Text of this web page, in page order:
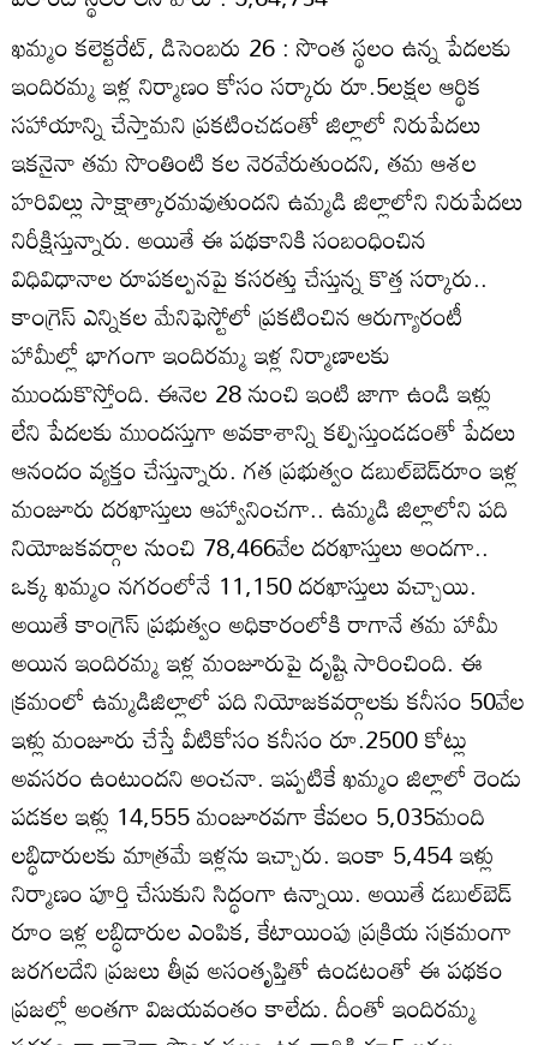
ఖమ్మం కలెక్టరేట్‌, డిసెంబరు 26 : సొంత స్థలం ఉన్న పేదలకు
ఇందిరమ్మ ఇళ్ల నిర్మాణం కోసం సర్కారు రూ.5లక్షల ఆర్థిక
సహాయాన్ని చేస్తామని ప్రకటించడంతో జిల్లాలో నిరుపేదలు
ఇకనైనా తమ సొంతింటి కల నెరవేరుతుందని, తమ ఆశల
హరివిల్లు సాక్షాత్కారమవుతుందని ఉమ్మడి జిల్లాలోని నిరుపేదలు
నిరీక్షిస్తున్నారు. అయితే ఈ పథకానికి సంబంధించిన
విధివిధానాల రూపకల్పనపై కసరత్తు చేస్తున్న కొత్త సర్కారు..
కాంగ్రెస్‌ ఎన్నికల మేనిఫెస్టోలో ప్రకటించిన ఆరుగ్యారంటీ
హామీల్లో భాగంగా ఇందిరమ్మ ఇళ్ల నిర్మాణాలకు
ముందుకొస్తోంది. ఈనెల 28 నుంచి ఇంటి జాగా ఉండి ఇళ్లు
లేని పేదలకు ముందస్తుగా అవకాశాన్ని కల్పిస్తుండడంతో పేదలు
ఆనందం వ్యక్తం చేస్తున్నారు. గత ప్రభుత్వం డబుల్‌బెడ్‌రూం ఇళ్ల
మంజూరు దరఖాస్తులు ఆహ్వానించగా.. ఉమ్మడి జిల్లాలోని పది
నియోజకవర్గాల నుంచి 78,466వేల దరఖాస్తులు అందగా..
ఒక్క ఖమ్మం నగరంలోనే 11,150 దరఖాస్తులు వచ్చాయి.
అయితే కాంగ్రెస్‌ ప్రభుత్వం అధికారంలోకి రాగానే తమ హామీ
అయిన ఇందిరమ్మ ఇళ్ల మంజూరుపై దృష్టి సారించింది. ఈ
క్రమంలో ఉమ్మడిజిల్లాలో పది నియోజకవర్గాలకు కనీసం 50వేల
ఇళ్లు మంజూరు చేస్తే వీటికోసం కనీసం రూ.2500 కోట్లు
అవసరం ఉంటుందని అంచనా. ఇప్పటికే ఖమ్మం జిల్లాలో రెండు
పడకల ఇళ్లు 14,555 మంజూరవగా కేవలం 5,035మంది
లబ్ధిదారులకు మాత్రమే ఇళ్లను ఇచ్చారు. ఇంకా 5,454 ఇళ్లు
నిర్మాణం పూర్తి చేసుకుని సిద్ధంగా ఉన్నాయి. అయితే డబుల్‌బెడ్‌
రూం ఇళ్ల లబ్ధిదారుల ఎంపిక, కేటాయింపు ప్రక్రియ సక్రమంగా
జరగలదేని ప్రజలు తీవ్ర అసంతృప్తితో ఉండటంతో ఈ పథకం
ప్రజల్లో అంతగా విజయవంతం కాలేదు. దీంతో ఇందిరమ్మ